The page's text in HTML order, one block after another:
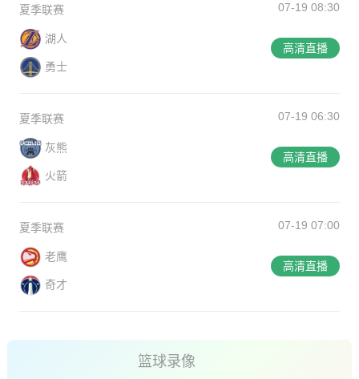
夏季联赛 07-19 08:30
湖人
勇士
高清直播
夏季联赛 07-19 06:30
灰熊
火箭
高清直播
夏季联赛 07-19 07:00
老鹰
奇才
高清直播
篮球录像